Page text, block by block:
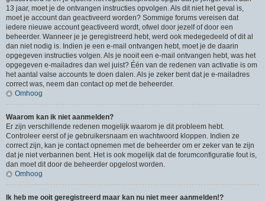
13 jaar, moet je de ontvangen instructies opvolgen. Als dit niet het geval is,
moet je account dan geactiveerd worden? Sommige forums vereisen dat
iedere nieuwe account geactiveerd wordt, ofwel door jezelf of door een
beheerder. Wanneer je je geregistreerd hebt, werd ook medegedeeld of dit al
dan niet nodig is. Indien je een e-mail ontvangen hebt, moet je de daarin
opgegeven instructies volgen. Als je nooit een e-mail ontvangen hebt, was het
opgegeven e-mailadres dan wel juist? Één van de redenen van activatie is om
het aantal valse accounts te doen dalen. Als je zeker bent dat je e-mailadres
correct was, neem dan contact op met de beheerder.
Omhoog
Waarom kan ik niet aanmelden?
Er zijn verschillende redenen mogelijk waarom je dit probleem hebt.
Controleer eerst of je gebruikersnaam en wachtwoord kloppen. Indien ze
correct zijn, kan je contact opnemen met de beheerder om er zeker van te zijn
dat je niet verbannen bent. Het is ook mogelijk dat de forumconfiguratie fout is,
dan moet dit door de beheerder opgelost worden.
Omhoog
Ik heb me ooit geregistreerd maar kan nu niet meer aanmelden!?